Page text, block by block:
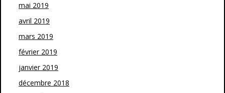
mai 2019
avril 2019
mars 2019
février 2019
janvier 2019
décembre 2018